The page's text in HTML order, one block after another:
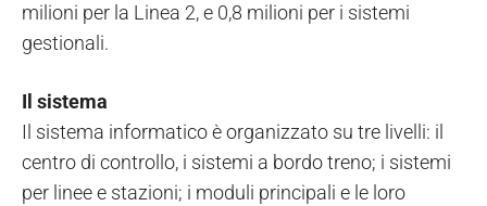
milioni per la Linea 2, e 0,8 milioni per i sistemi
gestionali.
Il sistema
Il sistema informatico è organizzato su tre livelli: il
centro di controllo, i sistemi a bordo treno; i sistemi
per linee e stazioni; i moduli principali e le loro